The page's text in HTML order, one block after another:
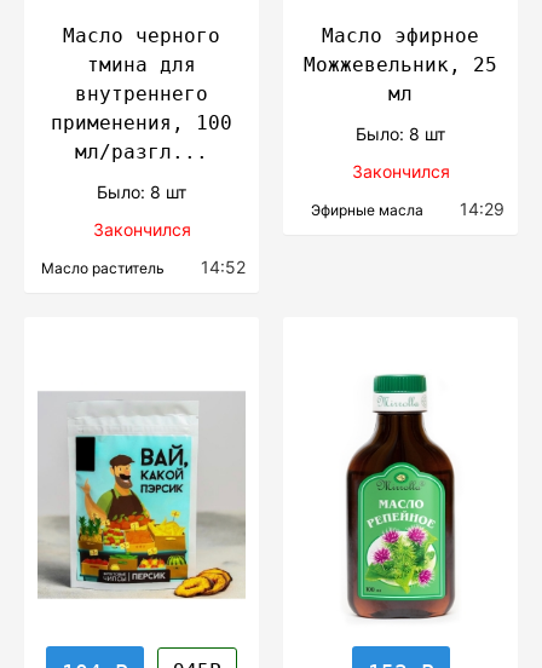
Масло черного
тмина для
внутреннего
применения, 100
мл/разгл...
Было: 8 шт
Закончился
Масло раститель 14:52
Масло эфирное
Можжевельник, 25
мл
Было: 8 шт
Закончился
Эфирные масла 14:29